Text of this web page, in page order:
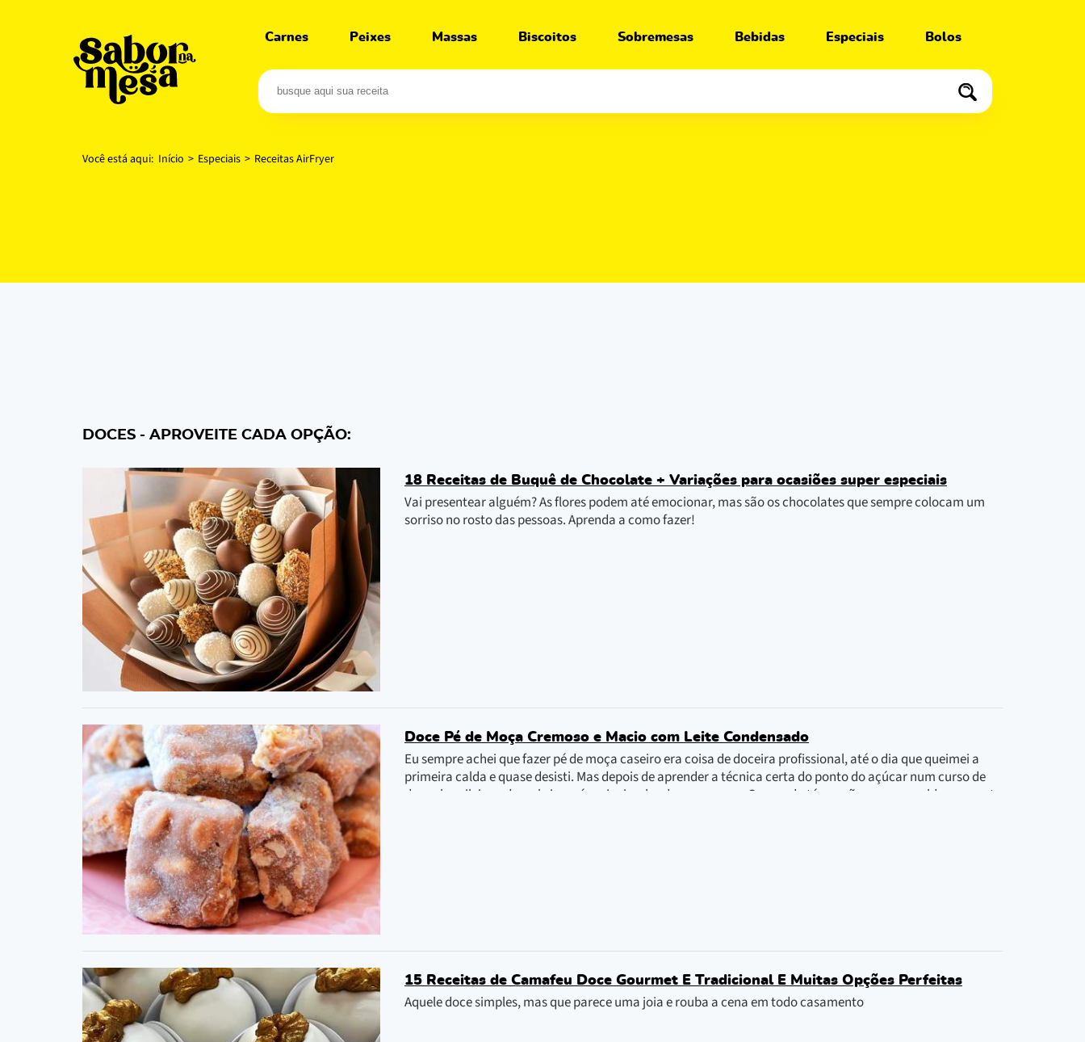
Carnes Peixes Massas Biscoitos Sobremesas Bebidas Especiais Bolos
Você está aqui: Início > Especiais > Receitas AirFryer
DOCES - APROVEITE CADA OPÇÃO:
18 Receitas de Buquê de Chocolate + Variações para ocasiões super especiais
Vai presentear alguém? As flores podem até emocionar, mas são os chocolates que sempre colocam um
sorriso no rosto das pessoas. Aprenda a como fazer!
Doce Pé de Moça Cremoso e Macio com Leite Condensado
Eu sempre achei que fazer pé de moça caseiro era coisa de doceira profissional, até o dia que queimei a
primeira calda e quase desisti. Mas depois de aprender a técnica certa do ponto do açúcar num curso de
doces brasileiros, descobri que é mais simples do que parece. O segredo tá em não mexer a calda enquanto
15 Receitas de Camafeu Doce Gourmet E Tradicional E Muitas Opções Perfeitas
Aquele doce simples, mas que parece uma joia e rouba a cena em todo casamento